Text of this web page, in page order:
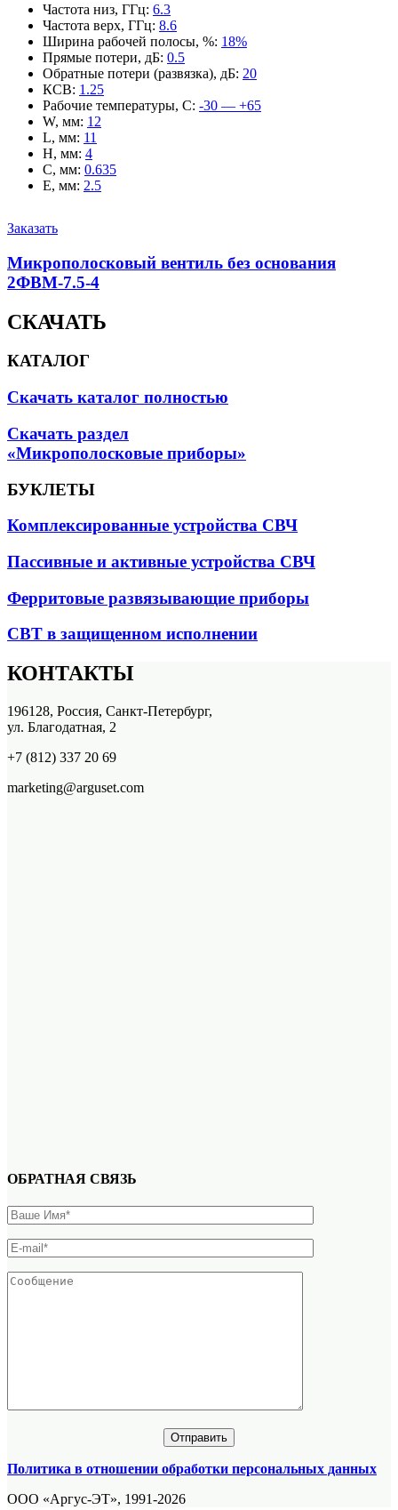
Частота низ, ГГц: 6.3
Частота верх, ГГц: 8.6
Ширина рабочей полосы, %: 18%
Прямые потери, дБ: 0.5
Обратные потери (развязка), дБ: 20
КСВ: 1.25
Рабочие температуры, С: -30 — +65
W, мм: 12
L, мм: 11
H, мм: 4
C, мм: 0.635
E, мм: 2.5
Заказать
Микрополосковый вентиль без основания
2ФВМ-7.5-4
СКАЧАТЬ
КАТАЛОГ
Скачать каталог полностью
Скачать раздел
«Микрополосковые приборы»
БУКЛЕТЫ
Комплексированные устройства СВЧ
Пассивные и активные устройства СВЧ
Ферритовые развязывающие приборы
СВТ в защищенном исполнении
КОНТАКТЫ
196128, Россия, Санкт-Петербург,
ул. Благодатная, 2
+7 (812) 337 20 69
marketing@arguset.com
ОБРАТНАЯ СВЯЗЬ
Политика в отношении обработки персональных данных
ООО «Аргус-ЭТ», 1991-2026